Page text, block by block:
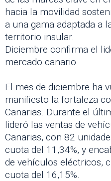
hacia la movilidad
a una gama adaptada a
territorio insular.
Diciembre confirma el
mercado canario
El mes de diciembre ha
manifiesto la fortaleza
Canarias. Durante el
lideró las ventas de
Canarias, con 82
cuota del 11,34%, y
de vehículos eléctricos,
cuota del 16,15%.